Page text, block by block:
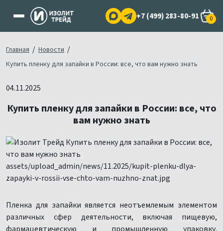
+7 (499) 283-80-91 0
Главная / Новости /
Купить пленку для запайки в России: все, что вам нужно знать
04.11.2025
Купить пленку для запайки в России: все, что
вам нужно знать
Пленка для запайки является неотъемлемым элементом
различных сфер деятельности, включая пищевую,